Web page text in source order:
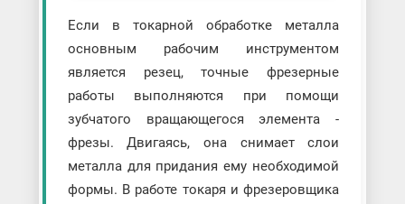
Если в токарной обработке металла
основным рабочим инструментом
является резец, точные фрезерные
работы выполняются при помощи
зубчатого вращающегося элемента -
фрезы. Двигаясь, она снимает слои
металла для придания ему необходимой
формы. В работе токаря и фрезеровщика